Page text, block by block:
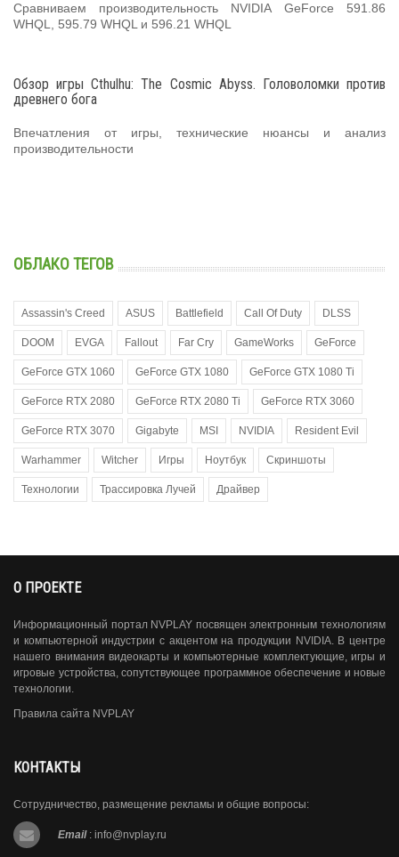
Сравниваем производительность NVIDIA GeForce 591.86
WHQL, 595.79 WHQL и 596.21 WHQL
Обзор игры Cthulhu: The Cosmic Abyss. Головоломки против
древнего бога
Впечатления от игры, технические нюансы и анализ
производительности
ОБЛАКО ТЕГОВ
Assassin's Creed ASUS Battlefield Call Of Duty DLSS
DOOM EVGA Fallout Far Cry GameWorks GeForce
GeForce GTX 1060 GeForce GTX 1080 GeForce GTX 1080 Ti
GeForce RTX 2080 GeForce RTX 2080 Ti GeForce RTX 3060
GeForce RTX 3070 Gigabyte MSI NVIDIA Resident Evil
Warhammer Witcher Игры Ноутбук Скриншоты
Технологии Трассировка Лучей Драйвер
О ПРОЕКТЕ
Информационный портал NVPLAY посвящен электронным технологиям
и компьютерной индустрии с акцентом на продукции NVIDIA. В центре
нашего внимания видеокарты и компьютерные комплектующие, игры и
игровые устройства, сопутствующее программное обеспечение и новые
технологии.
Правила сайта NVPLAY
КОНТАКТЫ
Сотрудничество, размещение рекламы и общие вопросы:
Email : info@nvplay.ru